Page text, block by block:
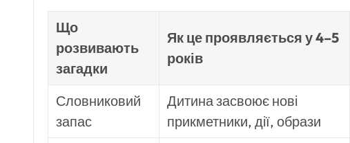
Що
розвивають
загадки
Як це проявляється у 4–5
років
Словниковий
запас
Дитина засвоює нові
прикметники, дії, образи